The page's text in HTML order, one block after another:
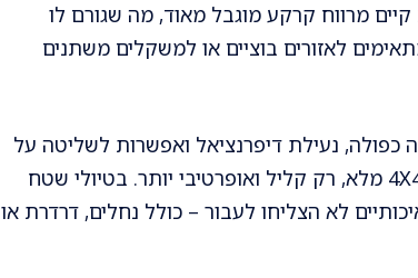
מרווח קרקע מוגבל מאוד, מה שגורם לו
לאזורים בוציים או למשקלים משתנים
כפולה, נעילת דיפרנציאל ואפשרות לשליטה על
התמסורת – כלים אלו מאפשרים להם לתפקד כמו רכב 4X4 מלא, רק קליל ואופרטיבי יותר. בטיולי שטח
לא הצליחו לעבור – כולל נחלים, דרדרת או